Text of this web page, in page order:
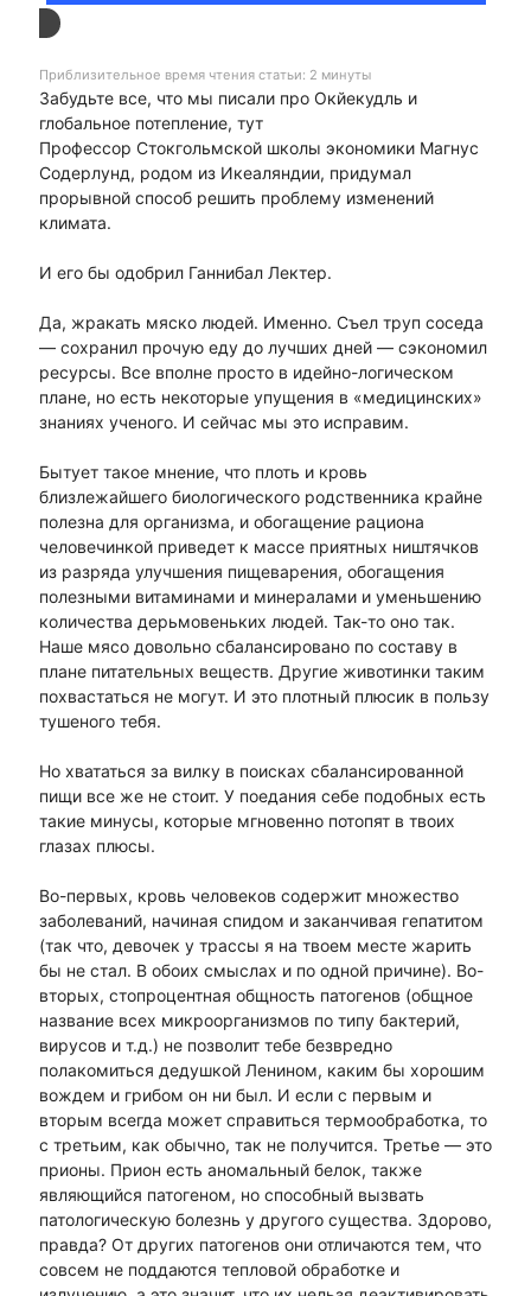
Приблизительное время чтения статьи: 2 минуты
Забудьте все, что мы писали про Окйекудль и
глобальное потепление, тут
Профессор Стокгольмской школы экономики Магнус
Содерлунд, родом из Икеаляндии, придумал
прорывной способ решить проблему изменений
климата.
И его бы одобрил Ганнибал Лектер.
Да, жракать мяско людей. Именно. Съел труп соседа
— сохранил прочую еду до лучших дней — сэкономил
ресурсы. Все вполне просто в идейно-логическом
плане, но есть некоторые упущения в «медицинских»
знаниях ученого. И сейчас мы это исправим.
Бытует такое мнение, что плоть и кровь
близлежайшего биологического родственника крайне
полезна для организма, и обогащение рациона
человечинкой приведет к массе приятных ништячков
из разряда улучшения пищеварения, обогащения
полезными витаминами и минералами и уменьшению
количества дерьмовеньких людей. Так-то оно так.
Наше мясо довольно сбалансировано по составу в
плане питательных веществ. Другие животинки таким
похвастаться не могут. И это плотный плюсик в пользу
тушеного тебя.
Но хвататься за вилку в поисках сбалансированной
пищи все же не стоит. У поедания себе подобных есть
такие минусы, которые мгновенно потопят в твоих
глазах плюсы.
Во-первых, кровь человеков содержит множество
заболеваний, начиная спидом и заканчивая гепатитом
(так что, девочек у трассы я на твоем месте жарить
бы не стал. В обоих смыслах и по одной причине). Во-
вторых, стопроцентная общность патогенов (общное
название всех микроорганизмов по типу бактерий,
вирусов и т.д.) не позволит тебе безвредно
полакомиться дедушкой Ленином, каким бы хорошим
вождем и грибом он ни был. И если с первым и
вторым всегда может справиться термообработка, то
с третьим, как обычно, так не получится. Третье — это
прионы. Прион есть аномальный белок, также
являющийся патогеном, но способный вызвать
патологическую болезнь у другого существа. Здорово,
правда? От других патогенов они отличаются тем, что
совсем не поддаются тепловой обработке и